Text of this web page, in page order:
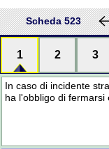
Scheda 523
1 2 3
In caso di incidente
ha l'obbligo di